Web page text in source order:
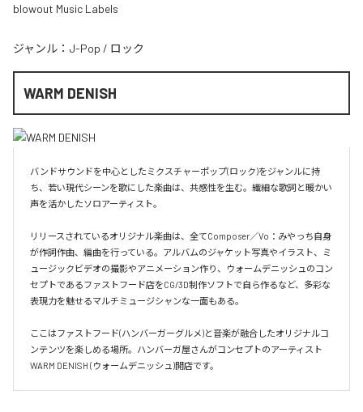
blowout Music Labels
ジャンル： J-Pop / ロック
WARM DENISH
バンドサウンドを中心としたミクスチャーポップ(ロック)をジャンルに持
ち、若い現代シーンを歌にした楽曲は、共感性を生む。繊細な歌詞と暖かい
声を活かしたソロアーティスト。
リリースされているオリジナル楽曲は、全てComposer／Vo：みやっち自身
が作詞作曲、編曲を行っている。アルバムのジャケット写真やイラスト、ミ
ュージックビデオの撮影やアニメーション作り、ウォームデニッシュのコン
セプトであるファストフード店をCG/3D制作ソフトで自ら作るなど、多彩な
表現力を魅せるマルチミュージシャンな一面もある。
ここはファストフード(ハンバーガーグルメ)と音楽が融合したオリジナルコ
ンテンツを楽しめる場所。ハンバーガ屋さんがコンセプトのアーティスト
WARM DENISH (ウォームデニッシュ)開店です。